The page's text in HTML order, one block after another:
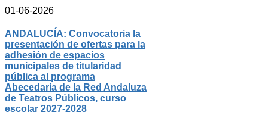
01-06-2026
ANDALUCÍA: Convocatoria la
presentación de ofertas para la
adhesión de espacios
municipales de titularidad
pública al programa
Abecedaria de la Red Andaluza
de Teatros Públicos, curso
escolar 2027-2028